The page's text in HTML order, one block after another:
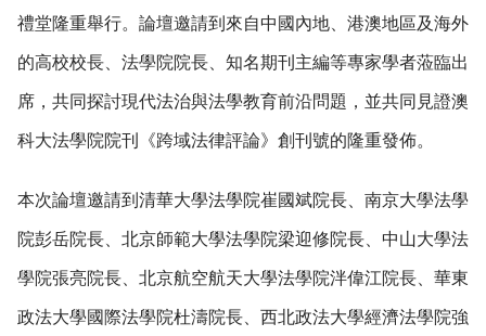
禮堂隆重舉行。論壇邀請到來自中國內地、港澳地區及海外
的高校校長、法學院院長、知名期刊主編等專家學者蒞臨出
席，共同探討現代法治與法學教育前沿問題，並共同見證澳
科大法學院院刊《跨域法律評論》創刊號的隆重發佈。
本次論壇邀請到清華大學法學院崔國斌院長、南京大學法學
院彭岳院長、北京師範大學法學院梁迎修院長、中山大學法
學院張亮院長、北京航空航天大學法學院泮偉江院長、華東
政法大學國際法學院杜濤院長、西北政法大學經濟法學院強